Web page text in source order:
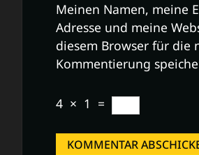
Meinen Namen, meine
Adresse und meine
diesem Browser für die
Kommentierung
4 × 1 =